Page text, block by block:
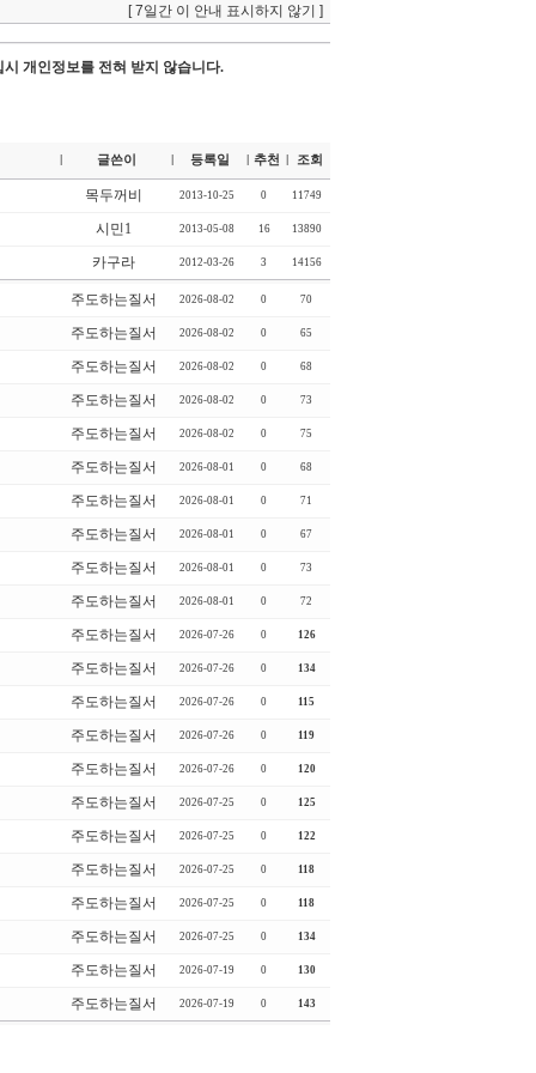
[ 7일간 이 안내 표시하지 않기 ]
개인정보를 전혀 받지 않습니다.
글쓴이 등록일 추천 조회
목두꺼비 2013-10-25 0 11749
시민1 2013-05-08 16 13890
카구라 2012-03-26 3 14156
주도하는질서 2026-08-02 0 70
주도하는질서 2026-08-02 0 65
주도하는질서 2026-08-02 0 68
주도하는질서 2026-08-02 0 73
주도하는질서 2026-08-02 0 75
주도하는질서 2026-08-01 0 68
주도하는질서 2026-08-01 0 71
주도하는질서 2026-08-01 0 67
주도하는질서 2026-08-01 0 73
주도하는질서 2026-08-01 0 72
주도하는질서 2026-07-26 0 126
주도하는질서 2026-07-26 0 134
주도하는질서 2026-07-26 0 115
주도하는질서 2026-07-26 0 119
주도하는질서 2026-07-26 0 120
주도하는질서 2026-07-25 0 125
주도하는질서 2026-07-25 0 122
주도하는질서 2026-07-25 0 118
주도하는질서 2026-07-25 0 118
주도하는질서 2026-07-25 0 134
주도하는질서 2026-07-19 0 130
주도하는질서 2026-07-19 0 143